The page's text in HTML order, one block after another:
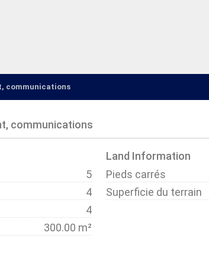
communications
communications
5
4
4
300.00 m²
Land Information
Pieds carrés
Superficie du terrain